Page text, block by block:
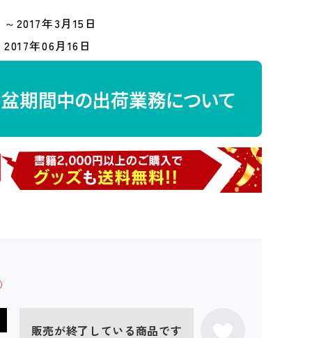
～2017年3月15日
2017年06月16日
販売が終了している商品です